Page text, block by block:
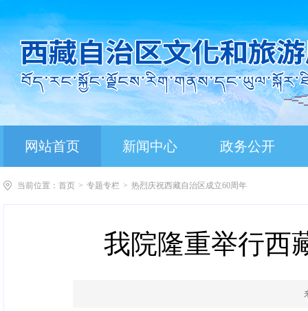
网站首页 新闻中心 政务公开
当前位置： 首页 > 专题专栏 > 热烈庆祝西藏自治区成立60周年
我院隆重举行西